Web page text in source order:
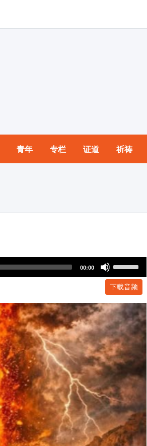
青年 专栏 证道 祈祷
00:00
Arrow
to
increase
or
decrease
volume.
下载音频